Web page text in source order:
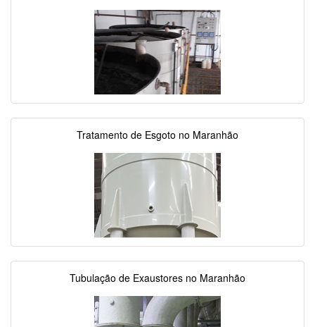
Tratamento de Esgoto no Maranhão
Tubulação de Exaustores no Maranhão